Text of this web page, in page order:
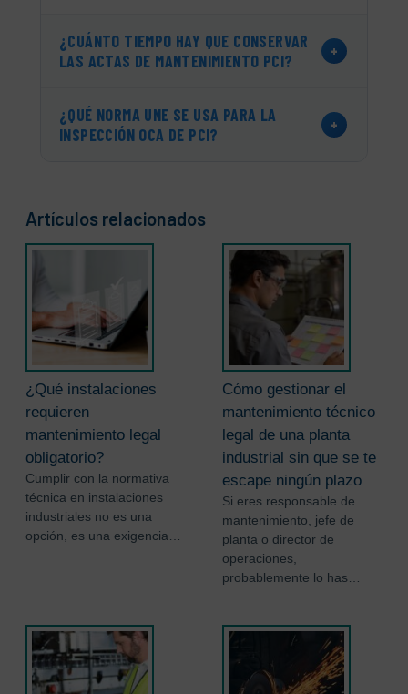
¿CUÁNTO TIEMPO HAY QUE CONSERVAR
LAS ACTAS DE MANTENIMIENTO PCI?
+
¿QUÉ NORMA UNE SE USA PARA LA
INSPECCIÓN OCA DE PCI?
+
Artículos relacionados
¿Qué instalaciones
requieren
mantenimiento legal
obligatorio?
Cumplir con la normativa
técnica en instalaciones
industriales no es una
opción, es una exigencia…
Cómo gestionar el
mantenimiento técnico
legal de una planta
industrial sin que se te
escape ningún plazo
Si eres responsable de
mantenimiento, jefe de
planta o director de
operaciones,
probablemente lo has…